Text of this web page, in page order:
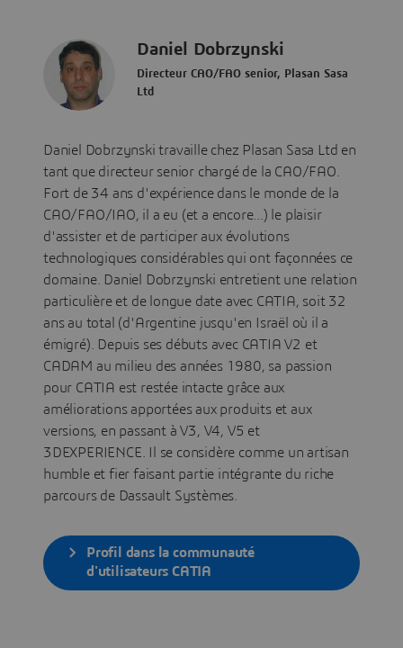
Daniel Dobrzynski
Directeur CAO/FAO senior, Plasan Sasa
Ltd
Daniel Dobrzynski travaille chez Plasan Sasa Ltd en
tant que directeur senior chargé de la CAO/FAO.
Fort de 34 ans d'expérience dans le monde de la
CAO/FAO/IAO, il a eu (et a encore...) le plaisir
d'assister et de participer aux évolutions
technologiques considérables qui ont façonnées ce
domaine. Daniel Dobrzynski entretient une relation
particulière et de longue date avec CATIA, soit 32
ans au total (d'Argentine jusqu'en Israël où il a
émigré). Depuis ses débuts avec CATIA V2 et
CADAM au milieu des années 1980, sa passion
pour CATIA est restée intacte grâce aux
améliorations apportées aux produits et aux
versions, en passant à V3, V4, V5 et
3DEXPERIENCE. Il se considère comme un artisan
humble et fier faisant partie intégrante du riche
parcours de Dassault Systèmes.
Profil dans la communauté
d'utilisateurs CATIA